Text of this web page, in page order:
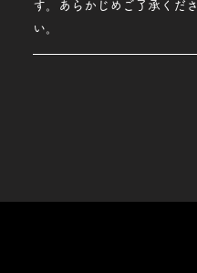
す。あらかじめご了承くださ
い。